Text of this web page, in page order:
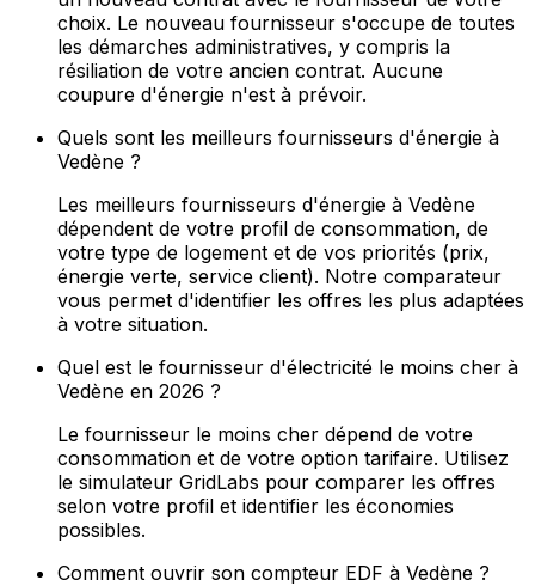
choix. Le nouveau fournisseur s'occupe de toutes
les démarches administratives, y compris la
résiliation de votre ancien contrat. Aucune
coupure d'énergie n'est à prévoir.
Quels sont les meilleurs fournisseurs d'énergie à
Vedène ?
Les meilleurs fournisseurs d'énergie à Vedène
dépendent de votre profil de consommation, de
votre type de logement et de vos priorités (prix,
énergie verte, service client). Notre comparateur
vous permet d'identifier les offres les plus adaptées
à votre situation.
Quel est le fournisseur d'électricité le moins cher à
Vedène en 2026 ?
Le fournisseur le moins cher dépend de votre
consommation et de votre option tarifaire. Utilisez
le simulateur GridLabs pour comparer les offres
selon votre profil et identifier les économies
possibles.
Comment ouvrir son compteur EDF à Vedène ?